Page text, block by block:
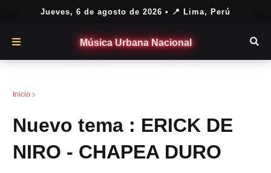
Jueves, 6 de agosto de 2026 • 📍 Lima, Perú
Música Urbana Nacional
Inicio
Nuevo tema : ERICK DE
NIRO - CHAPEA DURO